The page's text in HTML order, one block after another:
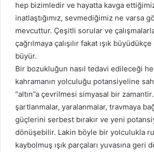
hep bizimledir ve hayatta kavga
inatlaştığımız, sevmediğimiz ne varsa
mevcuttur. Çeşitli sorular ve
çağrılmaya çalışılır fakat ışık
büyür.
Bir bozukluğun nasıl tedavi edileceği
kahramanın yolculuğu potansiyeline
“altın”a çevrilmesi simyasal bir
şartlanmalar, yaralanmalar, travmaya
güçlerini serbest bırakır ve yeni
dönüşebilir. Lakin böyle bir yolculukla
kaybolmuş ışık parçaları yuvasına geri